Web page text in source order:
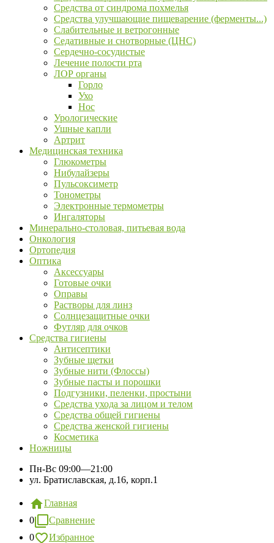
Средства от синдрома похмелья
Средства улучшающие пищеварение (ферменты...)
Слабительные и ветрогонные
Седативные и снотворные (ЦНС)
Сердечно-сосудистые
Лечение полости рта
ЛОР органы
Горло
Ухо
Нос
Урологические
Ушные капли
Артрит
Медицинская техника
Глюкометры
Нибулайзеры
Пульсоксиметр
Тонометры
Электронные термометры
Ингаляторы
Минерально-столовая, питьевая вода
Онкология
Ортопедия
Оптика
Аксессуары
Готовые очки
Оправы
Растворы для линз
Солнцезащитные очки
Футляр для очков
Средства гигиены
Антисептики
Зубные щетки
Зубные нити (Флоссы)
Зубные пасты и порошки
Подгузники, пеленки, простыни
Средства ухода за лицом и телом
Средства общей гигиены
Средства женской гигиены
Косметика
Ножницы
Пн-Вс 09:00—21:00
ул. Братиславская, д.16, корп.1
Главная
0
Сравнение
0
Избранное